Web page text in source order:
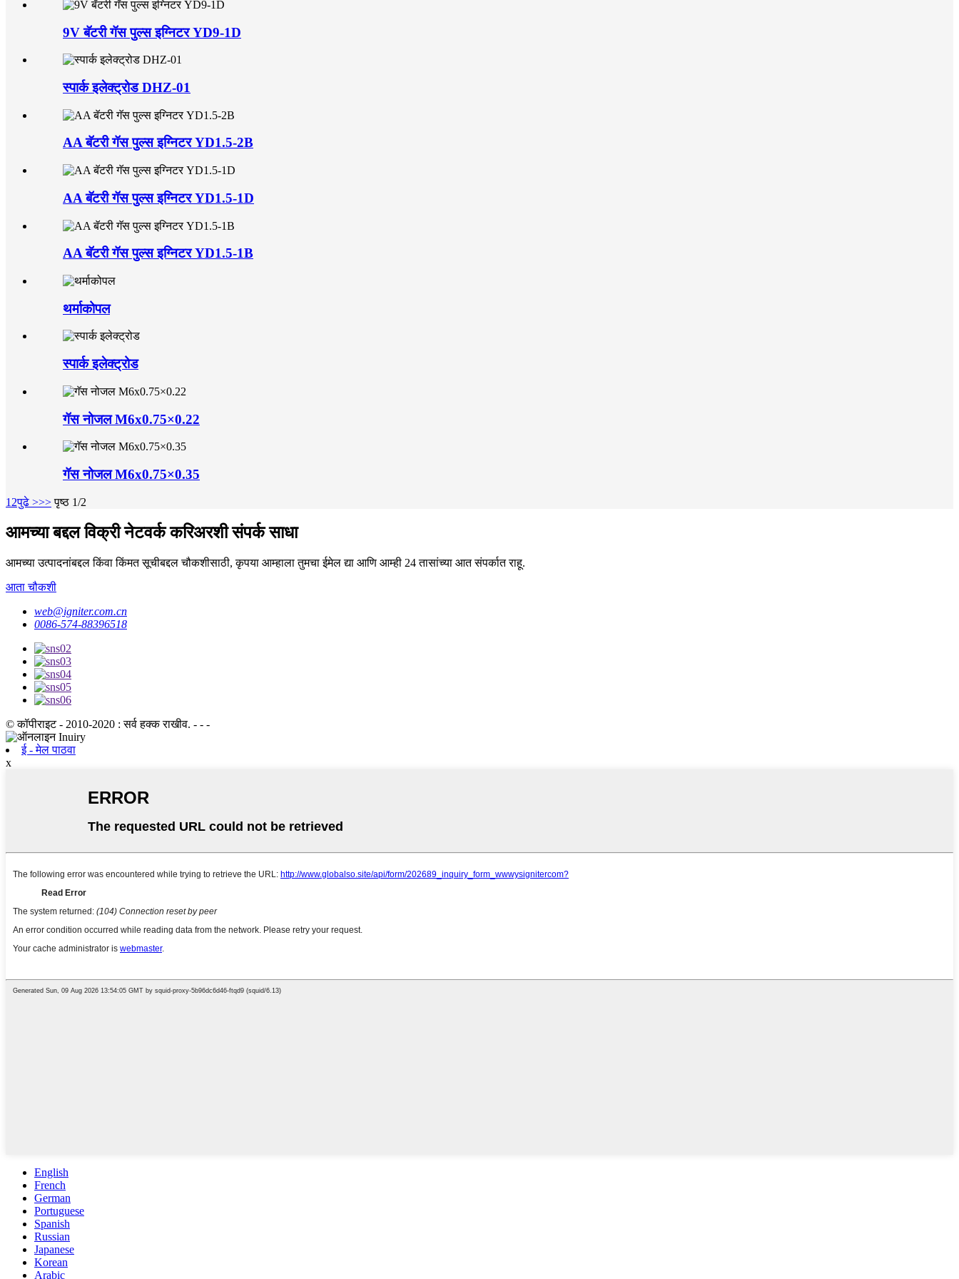
9V बॅटरी गॅस पुल्स इग्निटर YD9-1D
स्पार्क इलेक्ट्रोड DHZ-01
AA बॅटरी गॅस पुल्स इग्निटर YD1.5-2B
AA बॅटरी गॅस पुल्स इग्निटर YD1.5-1D
AA बॅटरी गॅस पुल्स इग्निटर YD1.5-1B
थर्माकोपल
स्पार्क इलेक्ट्रोड
गॅस नोजल M6x0.75×0.22
गॅस नोजल M6x0.75×0.35
1 2पुढे >>> पृष्ठ 1/2
आमच्या बद्दल विक्री नेटवर्क करिअरशी संपर्क साधा
आमच्या उत्पादनांबद्दल किंवा किंमत सूचीबद्दल चौकशीसाठी, कृपया आम्हाला तुमचा ईमेल द्या आणि आम्ही 24 तासांच्या आत संपर्कात राहू.
आता चौकशी
web@igniter.com.cn
0086-574-88396518
© कॉपीराइट - 2010-2020 : सर्व हक्क राखीव. - - -
ई - मेल पाठवा
x
English
French
German
Portuguese
Spanish
Russian
Japanese
Korean
Arabic